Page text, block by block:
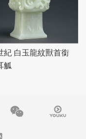
紀 白玉龍紋獸首銜
觚